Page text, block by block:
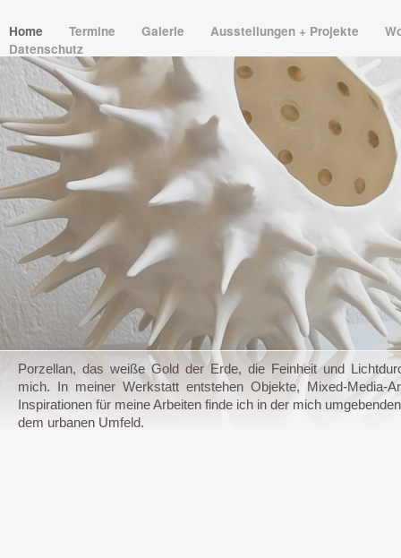
Home Termine Galerie Ausstellungen + Projekte
Datenschutz
Porzellan, das weiße Gold der Erde, die Feinheit und
mich. In meiner Werkstatt entstehen Objekte, Mixed-Media-
Inspirationen für meine Arbeiten finde ich in der mich
dem urbanen Umfeld.